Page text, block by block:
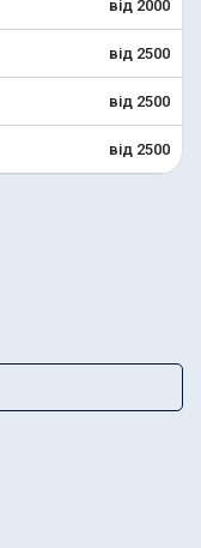
від 2000
від 2500
від 2500
від 2500